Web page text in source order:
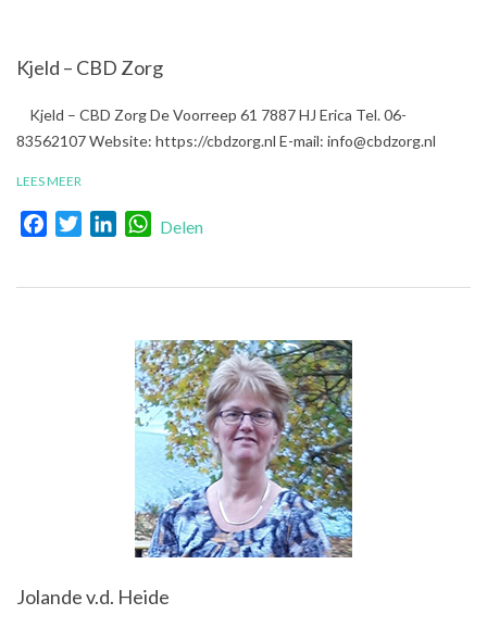
Kjeld – CBD Zorg
2019-
10-
Kjeld – CBD Zorg De Voorreep 61 7887 HJ Erica Tel. 06-
83562107 Website: https://cbdzorg.nl E-mail: info@cbdzorg.nl
LEES MEER
FacebookTwitterLinkedInWhatsApp
Delen
Jolande v.d. Heide